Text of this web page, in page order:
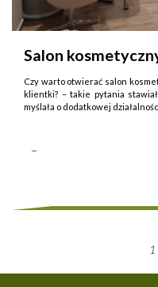
Salon
Czy warto otwierać salon
klientki? – takie py­tania
myślała o dodatkowej
1